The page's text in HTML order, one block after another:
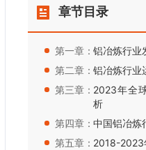
章节目录
第一章：铝冶炼行业
第二章：铝冶炼行业
第三章： 2023年全
析
第四章：中国铝冶炼
第五章： 2018-2023